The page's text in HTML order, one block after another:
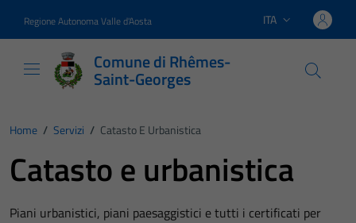
Regione Autonoma Valle d'Aosta Lingua attiva:
ITA
Comune di Rhêmes-
Saint-Georges
Home / Servizi / Catasto E Urbanistica
Catasto e urbanistica
Piani urbanistici, piani paesaggistici e tutti i certificati per